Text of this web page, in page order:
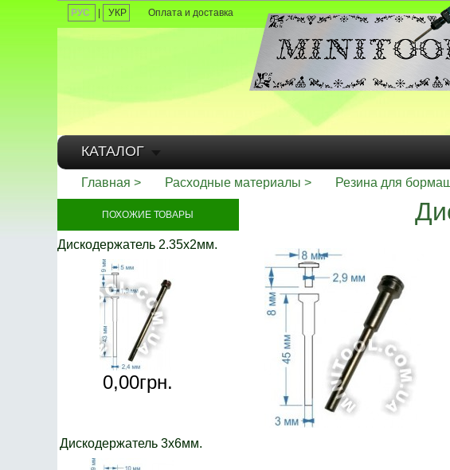
РУС УКР Оплата и доставка
КАТАЛОГ
Главная Расходные материалы Резина для
ПОХОЖИЕ ТОВАРЫ
Дискодержатель 2.35х2мм.
0,00грн.
Дискодержатель 3х6мм.